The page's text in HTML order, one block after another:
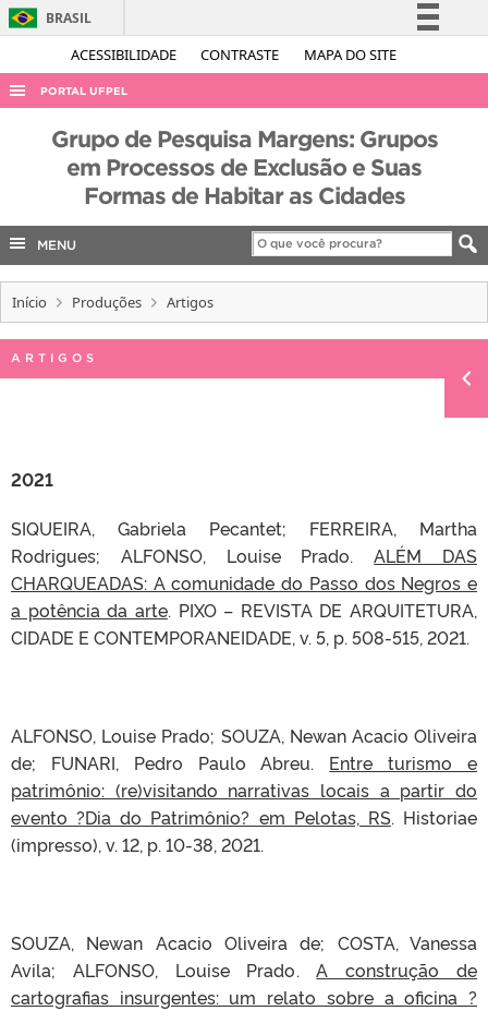
ACESSIBILIDADE CONTRASTE MAPA DO SITE
BRASIL
Simplifique!
Acesso à informação
Legislação
PORTAL UFPEL
ACESSO À INFORMAÇÃO
AUDITORIA
COBALTO
CONCURSOS
INTERNACIONAL
Grupo de Pesquisa Margens: Grupos
em Processos de Exclusão e Suas
Formas de Habitar as Cidades
MENU
Início Produções Artigos
ARTIGOS
2021
SIQUEIRA, Gabriela Pecantet; FERREIRA, Martha
Rodrigues; ALFONSO, Louise Prado.ALÉM DAS
CHARQUEADAS: A comunidade do Passo dos Negros e
a potência da arte. PIXO – REVISTA DE ARQUITETURA,
CIDADE E CONTEMPORANEIDADE, v. 5, p. 508-515, 2021.
ALFONSO, Louise Prado; SOUZA, Newan Acacio Oliveira
de; FUNARI, Pedro Paulo Abreu. Entre turismo e
patrimônio: (re)visitando narrativas locais a partir do
evento ?Dia do Patrimônio? em Pelotas, RS. Historiae
(impresso), v. 12, p. 10-38, 2021.
SOUZA, Newan Acacio Oliveira de; COSTA, Vanessa
Avila; ALFONSO, Louise Prado.A construção de
cartografias insurgentes: um relato sobre a oficina ?